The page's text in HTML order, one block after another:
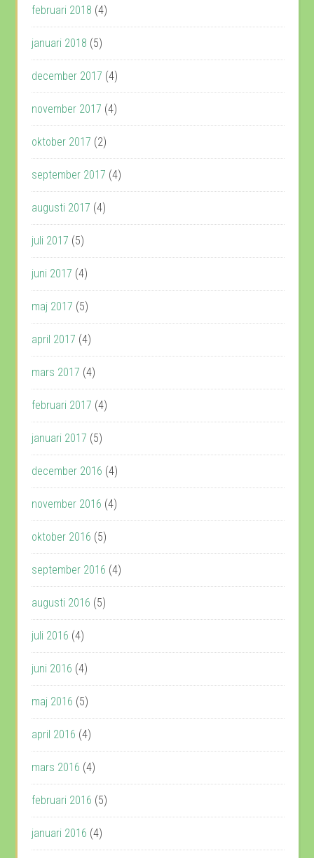
februari 2018 (4)
januari 2018 (5)
december 2017 (4)
november 2017 (4)
oktober 2017 (2)
september 2017 (4)
augusti 2017 (4)
juli 2017 (5)
juni 2017 (4)
maj 2017 (5)
april 2017 (4)
mars 2017 (4)
februari 2017 (4)
januari 2017 (5)
december 2016 (4)
november 2016 (4)
oktober 2016 (5)
september 2016 (4)
augusti 2016 (5)
juli 2016 (4)
juni 2016 (4)
maj 2016 (5)
april 2016 (4)
mars 2016 (4)
februari 2016 (5)
januari 2016 (4)